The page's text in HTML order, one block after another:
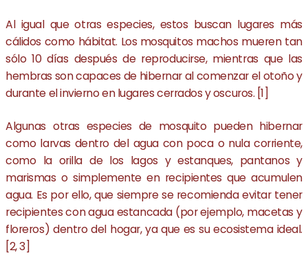
Al igual que otras especies, estos buscan lugares más
cálidos como hábitat. Los mosquitos machos mueren tan
sólo 10 días después de reproducirse, mientras que las
hembras son capaces de hibernar al comenzar el otoño y
durante el invierno en lugares cerrados y oscuros. [1]
Algunas otras especies de mosquito pueden hibernar
como larvas dentro del agua con poca o nula corriente,
como la orilla de los lagos y estanques, pantanos y
marismas o simplemente en recipientes que acumulen
agua. Es por ello, que siempre se recomienda evitar tener
recipientes con agua estancada (por ejemplo, macetas y
floreros) dentro del hogar, ya que es su ecosistema ideal.
[2, 3]